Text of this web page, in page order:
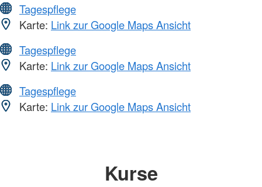
Tagespflege
Karte: Link zur Google Maps Ansicht
Tagespflege
Karte: Link zur Google Maps Ansicht
Tagespflege
Karte: Link zur Google Maps Ansicht
Kurse